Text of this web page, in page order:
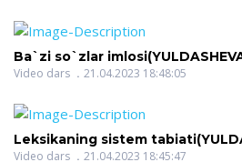
Ba`zi so`zlar
NIGMATOVNA)
Video dars 21.04.2023 18:48:05
Leksikaning sistem
NIGMATOVNA)
Video dars 21.04.2023 18:45:47